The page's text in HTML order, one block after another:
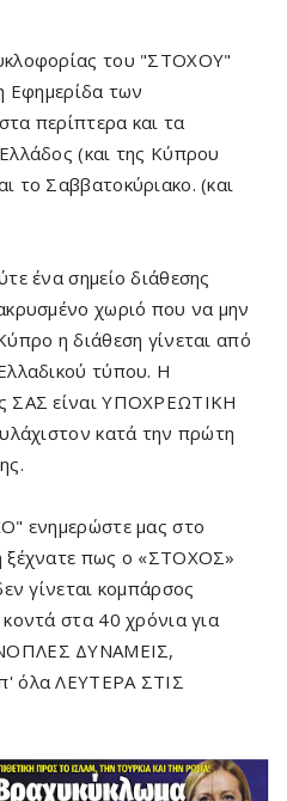
του "ΣΤΟΧΟΥ"
Εφημερίδα των
περίπτερα και τα
(και της Κύπρου
το Σαββατοκύριακο. (και
ένα σημείο διάθεσης
χωριό που να μην
η διάθεση γίνεται από
τύπου. Η
ΣΑΣ είναι ΥΠΟΧΡΕΩΤΙΚΗ
κατά την πρώτη
ενημερώστε μας στο
ξέχνατε πως ο «ΣΤΟΧΟΣ»
γίνεται κομπάρσος
στα 40 χρόνια για
ΔΥΝΑΜΕΙΣ,
όλα ΛΕΥΤΕΡΑ ΣΤΙΣ